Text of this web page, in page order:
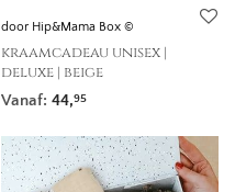
door Hip&Mama Box ©
kraamcadeau unisex |
deluxe | beige
Vanaf: 44,95